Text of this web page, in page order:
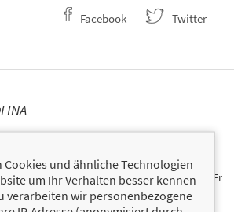
Facebook Twitter
viel Spaß macht und beinahe nebenbei
in die eigene Persönlichkeit ermöglicht. Er
Autor der ReiheDie Wahrheit über ...
Cookies und ähnliche Technologien
um Ihr Verhalten besser kennen
verarbeiten wir personenbezogene